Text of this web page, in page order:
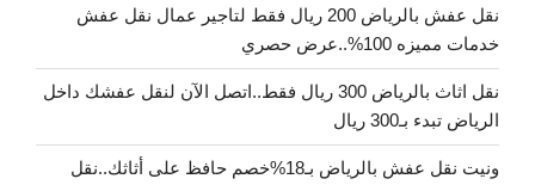
نقل عفش بالرياض 200 ريال فقط لتاجير عمال نقل عفش
خدمات مميزه 100%..عرض حصري
نقل اثاث بالرياض 300 ريال فقط..اتصل الآن لنقل عفشك داخل
الرياض تبدء بـ300 ريال
ونيت نقل عفش بالرياض بـ18%خصم حافظ على أثاثك..نقل